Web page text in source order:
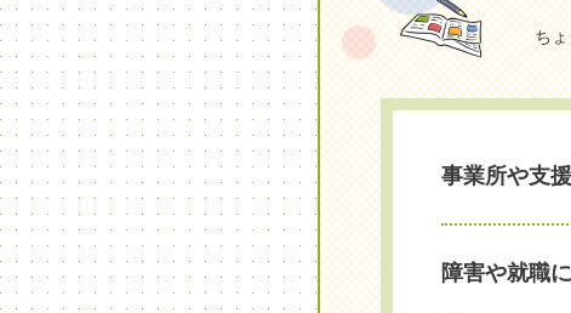
ち
事業所や支
障害や就職